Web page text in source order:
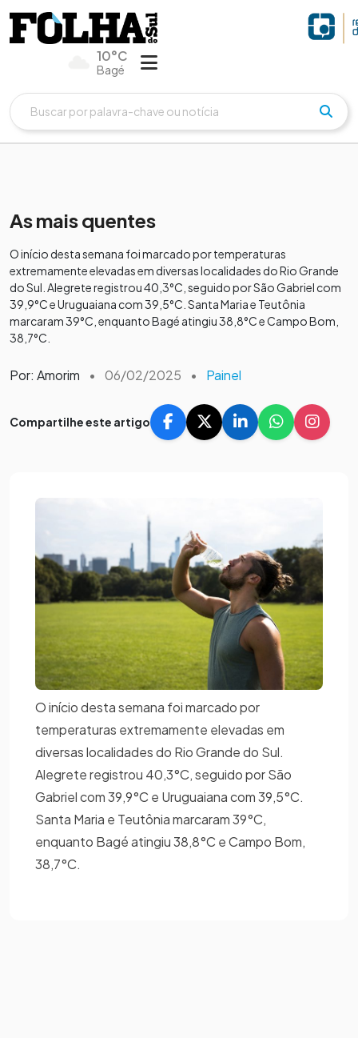
10°C
Bagé
As mais quentes
O início desta semana foi marcado por temperaturas
extremamente elevadas em diversas localidades do Rio Grande
do Sul. Alegrete registrou 40,3°C, seguido por São Gabriel com
39,9°C e Uruguaiana com 39,5°C. Santa Maria e Teutônia
marcaram 39°C, enquanto Bagé atingiu 38,8°C e Campo Bom,
38,7°C.
Por: Amorim • 06/02/2025 • Painel
Compartilhe este artigo
O início desta semana foi marcado por
temperaturas extremamente elevadas em
diversas localidades do Rio Grande do Sul.
Alegrete registrou 40,3°C, seguido por São
Gabriel com 39,9°C e Uruguaiana com 39,5°C.
Santa Maria e Teutônia marcaram 39°C,
enquanto Bagé atingiu 38,8°C e Campo Bom,
38,7°C.